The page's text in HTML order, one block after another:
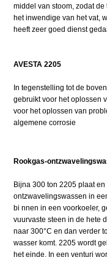
middel van stoom, zodat
het inwendige van het vat,
heeft zeer goed dienst
AVESTA 2205
In tegenstelling tot de
gebruikt voor het oplossen
voor het oplossen van
algemene corrosie
Rookgas-
Bijna 300 ton 2205 plaat
ontzwavelingswassen in
bi nnen in een voorkoeler,
vuurvaste steen in de hete
naar 300°C en dan verder
wasser komt. 2205 wordt
het einde. In een venturi